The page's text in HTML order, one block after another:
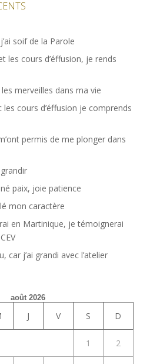
soif de la Parole
les cours d’éffusion, je rends
merveilles dans ma vie
les cours d’éffusion je comprends
permis de me plonger dans
paix, joie patience
mon caractère
en Martinique, je témoignerai
car j’ai grandi avec l’atelier
août 2026
J V S D
1 2